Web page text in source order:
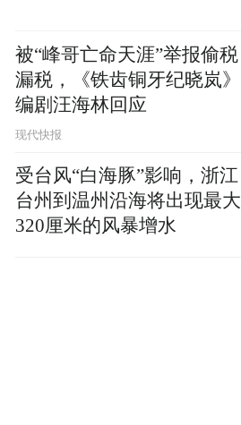
被“峰哥亡命天涯”举报偷税
漏税，《铁齿铜牙纪晓岚》
编剧汪海林回应
现代快报
受台风“白海豚”影响，浙江
台州到温州沿海将出现最大
320厘米的风暴增水